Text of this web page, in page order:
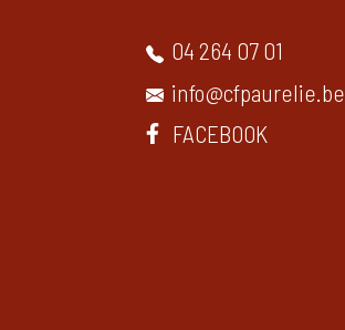
04 264 07 01
info@cfpaurelie.be
FACEBOOK